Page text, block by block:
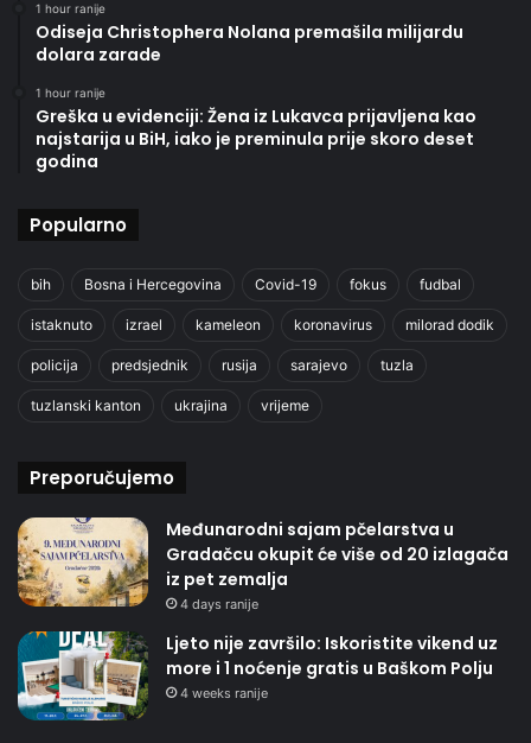
1 hour ranije
Odiseja Christophera Nolana premašila milijardu
dolara zarade
1 hour ranije
Greška u evidenciji: Žena iz Lukavca prijavljena kao
najstarija u BiH, iako je preminula prije skoro deset
godina
Popularno
bih Bosna i Hercegovina Covid-19 fokus fudbal
istaknuto izrael kameleon koronavirus milorad dodik
policija predsjednik rusija sarajevo tuzla
tuzlanski kanton ukrajina vrijeme
Preporučujemo
Međunarodni sajam pčelarstva u
Gradačcu okupit će više od 20 izlagača
iz pet zemalja
4 days ranije
Ljeto nije završilo: Iskoristite vikend uz
more i 1 noćenje gratis u Baškom Polju
4 weeks ranije